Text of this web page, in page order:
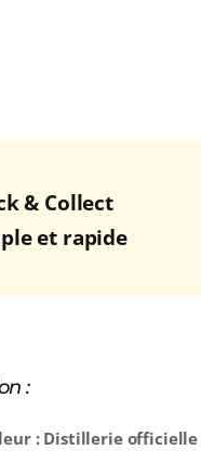
& Collect
et rapide
:
: Distillerie officielle